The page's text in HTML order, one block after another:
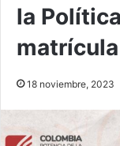
la
matrícula
18 noviembre, 2023